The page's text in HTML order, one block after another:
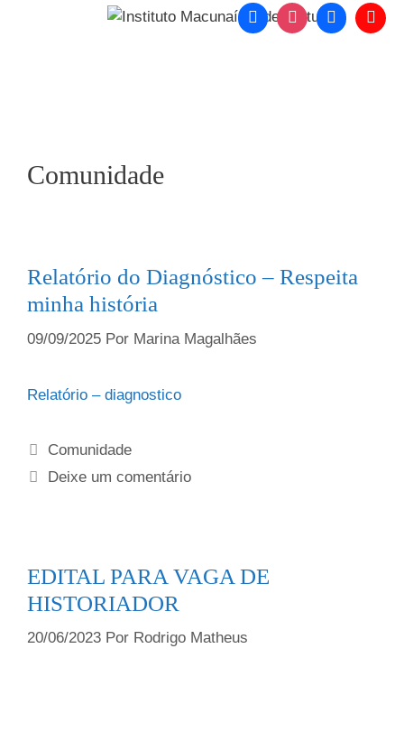
Comunidade
Relatório do Diagnóstico – Respeita
minha história
09/09/2025 Por Marina Magalhães
Relatório – diagnostico
Comunidade
Deixe um comentário
EDITAL PARA VAGA DE
HISTORIADOR
20/06/2023 Por Rodrigo Matheus